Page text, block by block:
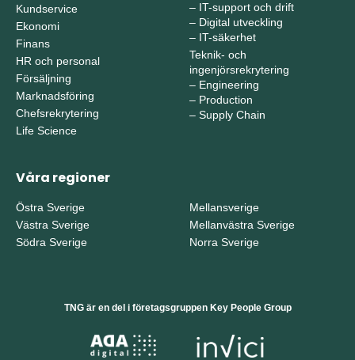
Kundservice
Ekonomi
Finans
HR och personal
Försäljning
Marknadsföring
Chefsrekrytering
Life Science
– IT-support och drift
– Digital utveckling
– IT-säkerhet
Teknik- och
ingenjörsrekrytering
– Engineering
– Production
– Supply Chain
Våra regioner
Östra Sverige
Västra Sverige
Södra Sverige
Mellansverige
Mellanvästra Sverige
Norra Sverige
TNG är en del i företagsgruppen Key People Group